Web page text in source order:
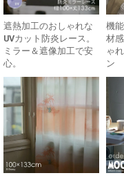
遮熱加工のおしゃれな
UVカット防炎レース。
ミラー＆遮像加工で安
心。
機
材
ゃ
ン